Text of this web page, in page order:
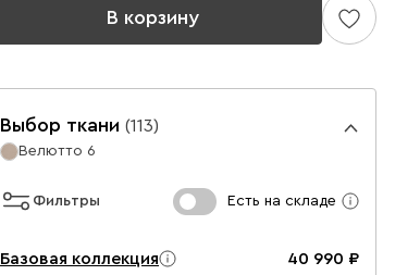
В корзину
Выбор ткани (113)
Велютто 6
Фильтры Есть на складе
Базовая коллекция 40 990